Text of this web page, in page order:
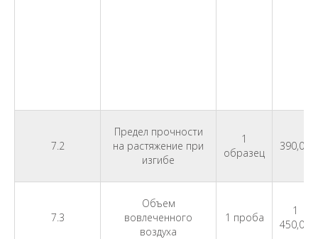
7.2
Предел прочности
на растяжение при
изгибе
1
образец
390,00
7.3
Объем
вовлеченного
воздуха
1 проба
1
450,00